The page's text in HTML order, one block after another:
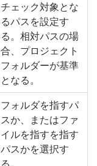
チェック対象とな
るパスを設定す
る。相対パスの場
合、プロジェクト
フォルダーが基準
となる。
フォルダを指すパ
スか、またはファ
イルを指すを指す
パスかを選択す
る。